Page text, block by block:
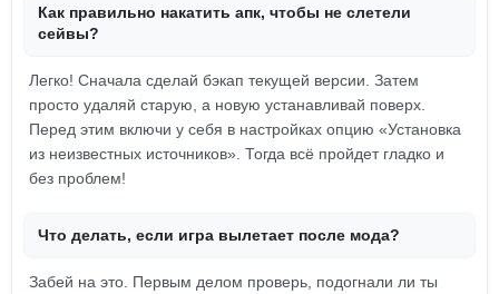
Как правильно накатить апк, чтобы не слетели
сейвы?
Легко! Сначала сделай бэкап текущей версии. Затем
просто удаляй старую, а новую устанавливай поверх.
Перед этим включи у себя в настройках опцию «Установка
из неизвестных источников». Тогда всё пройдет гладко и
без проблем!
Что делать, если игра вылетает после мода?
Забей на это. Первым делом проверь, подогнали ли ты